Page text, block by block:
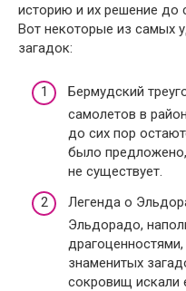
историю и их решение до
Вот некоторые из самых
загадок:
Бермудский
самолетов в
до сих пор
было
не существует.
Легенда о
Эльдорадо,
знаменитых
сокровищ искали